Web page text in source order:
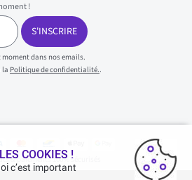
!
S'INSCRIRE
dans nos emails.
la Politique de confidentialité..
& paiements 100% sécurisés
COOKIES !
c’est important